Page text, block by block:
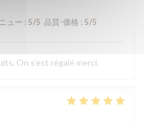
ュー : 5/5 品質-価格 : 5/5
On s’est régalé merci.